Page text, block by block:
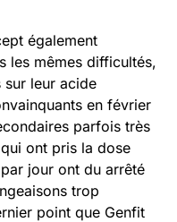
également
les mêmes difficultés,
sur leur acide
en février
parfois très
ont pris la dose
jour ont du arrêté
trop
point que Genfit